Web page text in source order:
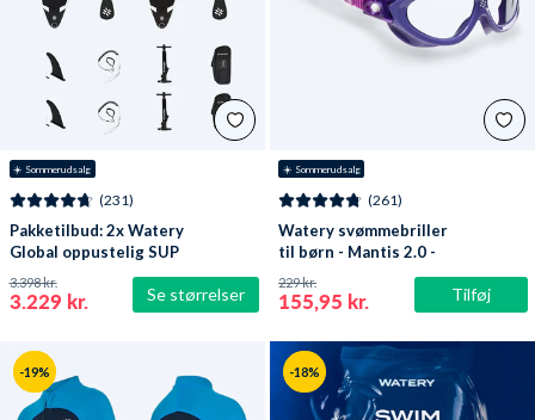
☀️ Sommerudsalg
Se størrelser
(231)
Pakketilbud: 2x Watery
Global oppustelig SUP
PaddleBoard 10'6
3.229 kr.
3.398 kr.
☀️ Sommerudsalg
Tilføj
(261)
Watery svømmebriller
til børn - Mantis 2.0 -
Lilla/klar
155,95 kr.
229 kr.
-19% -18%